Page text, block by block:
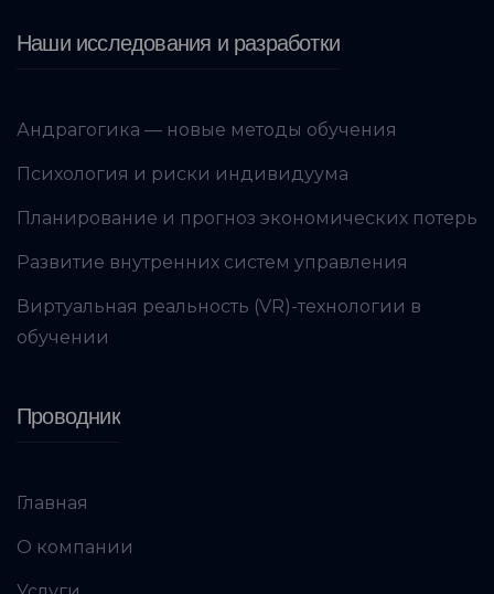
Наши исследования и разработки
Андрагогика — новые методы обучения
Психология и риски индивидуума
Планирование и прогноз экономических потерь
Развитие внутренних систем управления
Виртуальная реальность (VR)-технологии в
обучении
Проводник
Главная
О компании